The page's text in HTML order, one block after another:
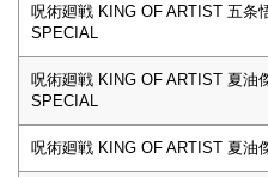
呪術廻戦 KING OF ARTIST 五条
SPECIAL
呪術廻戦 KING OF ARTIST 夏油
SPECIAL
呪術廻戦 KING OF ARTIST 夏油